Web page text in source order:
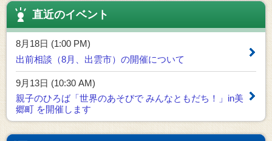
直近のイベント
8月18日 (1:00 PM)
出前相談（8月、出雲市）の開催について
9月13日 (10:30 AM)
親子のひろば「世界のあそびで みんなともだち！」in美
郷町 を開催します